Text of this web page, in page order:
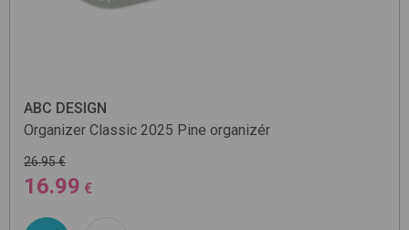
ABC DESIGN
Organizer Classic 2025 Pine organizér
26.95 €
16.99 €